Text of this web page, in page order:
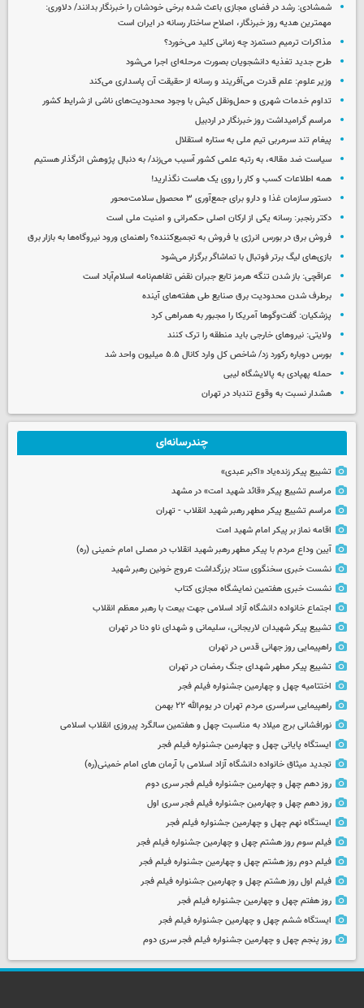
شمشادی: رشد در فضای مجازی باعث شده برخی خودشان را خبرنگار بدانند/ دلاوری:
مهمترین هدیه‌ روز خبرنگار، اصلاح ساختار رسانه در ایران است
مذاکرات ترمیم دستمزد چه زمانی کلید می‌خورد؟
طرح جدید تغذیه دانشجویان بصورت مرحله‌ای اجرا می‌شود
وزیر علوم: علم قدرت می‌آفریند و رسانه از حقیقت آن پاسداری می‌کند
تداوم خدمات شهری و حمل‌ونقل کیش با وجود محدودیت‌های ناشی از شرایط کشور
مراسم گرامیداشت روز خبرنگار در اردبیل
پیغام تند سرمربی تیم ملی به ستاره استقلال
سیاست ضد مقاله، به رتبه علمی کشور آسیب می‌زند/ به دنبال پژوهش اثرگذار هستیم
همه اطلاعات کسب‌ و کار را روی یک هاست نگذارید!
دستور سازمان غذا و دارو برای جمع‌آوری ۳ محصول سلامت‌محور
دکتر رنجبر: رسانه یکی از ارکان اصلی حکمرانی و امنیت ملی است
فروش برق در بورس انرژی یا فروش به تجمیع‌کننده؟ راهنمای ورود نیروگاه‌ها به بازار برق
بازی‌های لیگ برتر فوتبال با تماشاگر برگزار می‌شود
عراقچی: باز شدن تنگه هرمز تابع جبران نقض تفاهم‌نامه اسلام‌آباد است
برطرف شدن محدودیت‌ برق صنایع طی هفته‌های آینده
پزشکیان: گفت‌وگوها آمریکا را مجبور به همراهی کرد
ولایتی: نیروهای خارجی باید منطقه را ترک کنند
بورس دوباره رکورد زد/ شاخص کل وارد کانال ۵.۵ میلیون واحد شد
حمله پهپادی به پالایشگاه لیبی
هشدار نسبت به وقوع تندباد در تهران
چندرسانه‌ای
تشییع پیکر زنده‌یاد «اکبر عبدی»
مراسم تشییع پیکر «قائد شهید امت» در مشهد
مراسم تشییع پیکر مطهر رهبر شهید انقلاب - تهران
اقامه نماز بر پیکر امام شهید امت
آیین وداع مردم با پیکر مطهر رهبر شهید انقلاب در مصلی امام خمینی (ره)
نشست خبری سخنگوی ستاد بزرگداشت عروج خونین رهبر شهید
نشست خبری هفتمین نمایشگاه مجازی کتاب
اجتماع خانواده دانشگاه آزاد اسلامی جهت بیعت با رهبر معظم انقلاب
تشییع پیکر شهیدان لاریجانی، سلیمانی و شهدای ناو دنا در تهران
راهپیمایی روز جهانی قدس در تهران
تشییع پیکر مطهر شهدای جنگ رمضان در تهران
اختتامیه چهل و چهارمین جشنواره فیلم فجر
راهپیمایی سراسری مردم تهران در یوم‌الله ۲۲ بهمن
نورافشانی برج میلاد به مناسبت چهل‌ و هفتمین سالگرد پیروزی انقلاب اسلامی
ایستگاه پایانی چهل و چهارمین جشنواره فیلم فجر
تجدید میثاق خانواده دانشگاه آزاد اسلامی با آرمان های امام خمینی(ره)
روز دهم چهل و چهارمین جشنواره فیلم فجر سری دوم
روز دهم چهل و چهارمین جشنواره فیلم فجر سری اول
ایستگاه نهم چهل و چهارمین جشنواره فیلم فجر
فیلم سوم روز هشتم چهل و چهارمین جشنواره فیلم فجر
فیلم دوم روز هشتم چهل و چهارمین جشنواره فیلم فجر
فیلم اول روز هشتم چهل و چهارمین جشنواره فیلم فجر
روز هفتم چهل و چهارمین جشنواره فیلم فجر
ایستگاه ششم چهل و چهارمین جشنواره فیلم فجر
روز پنجم چهل و چهارمین جشنواره فیلم فجر سری دوم